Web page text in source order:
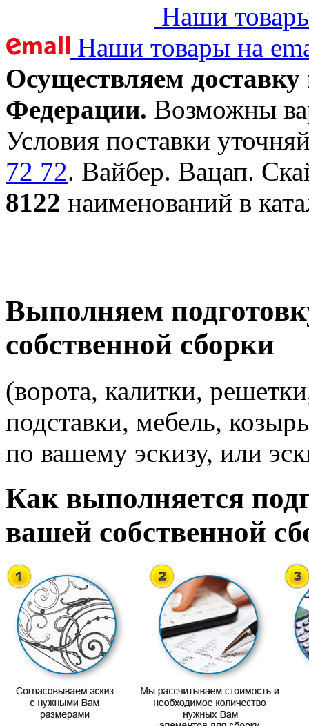
Наши
Наши товары на
Осуществляем
Федерации. Возможны
Условия поставки
72 72. Вайбер. Вацап.
8122 наименований в
Выполняем
собственной сборки
(ворота, калитки,
подставки, мебель,
по вашему эскизу, или
Как выполняется
вашей собственной